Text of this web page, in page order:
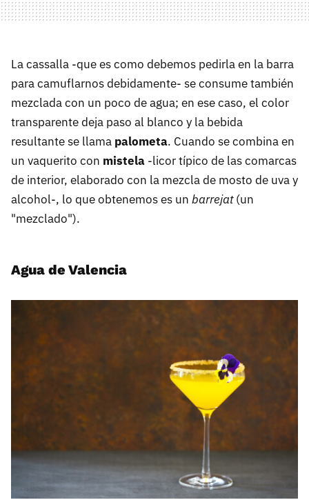
La cassalla -que es como debemos pedirla en la barra
para camuflarnos debidamente- se consume también
mezclada con un poco de agua; en ese caso, el color
transparente deja paso al blanco y la bebida
resultante se llama palometa. Cuando se combina en
un vaquerito con mistela -licor típico de las comarcas
de interior, elaborado con la mezcla de mosto de uva y
alcohol-, lo que obtenemos es un barrejat(un
"mezclado").
Agua de Valencia